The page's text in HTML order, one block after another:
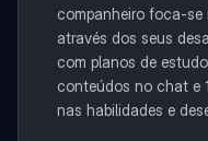
companheiro foca-se
através dos seus
com planos de
conteúdos no chat e
nas habilidades e